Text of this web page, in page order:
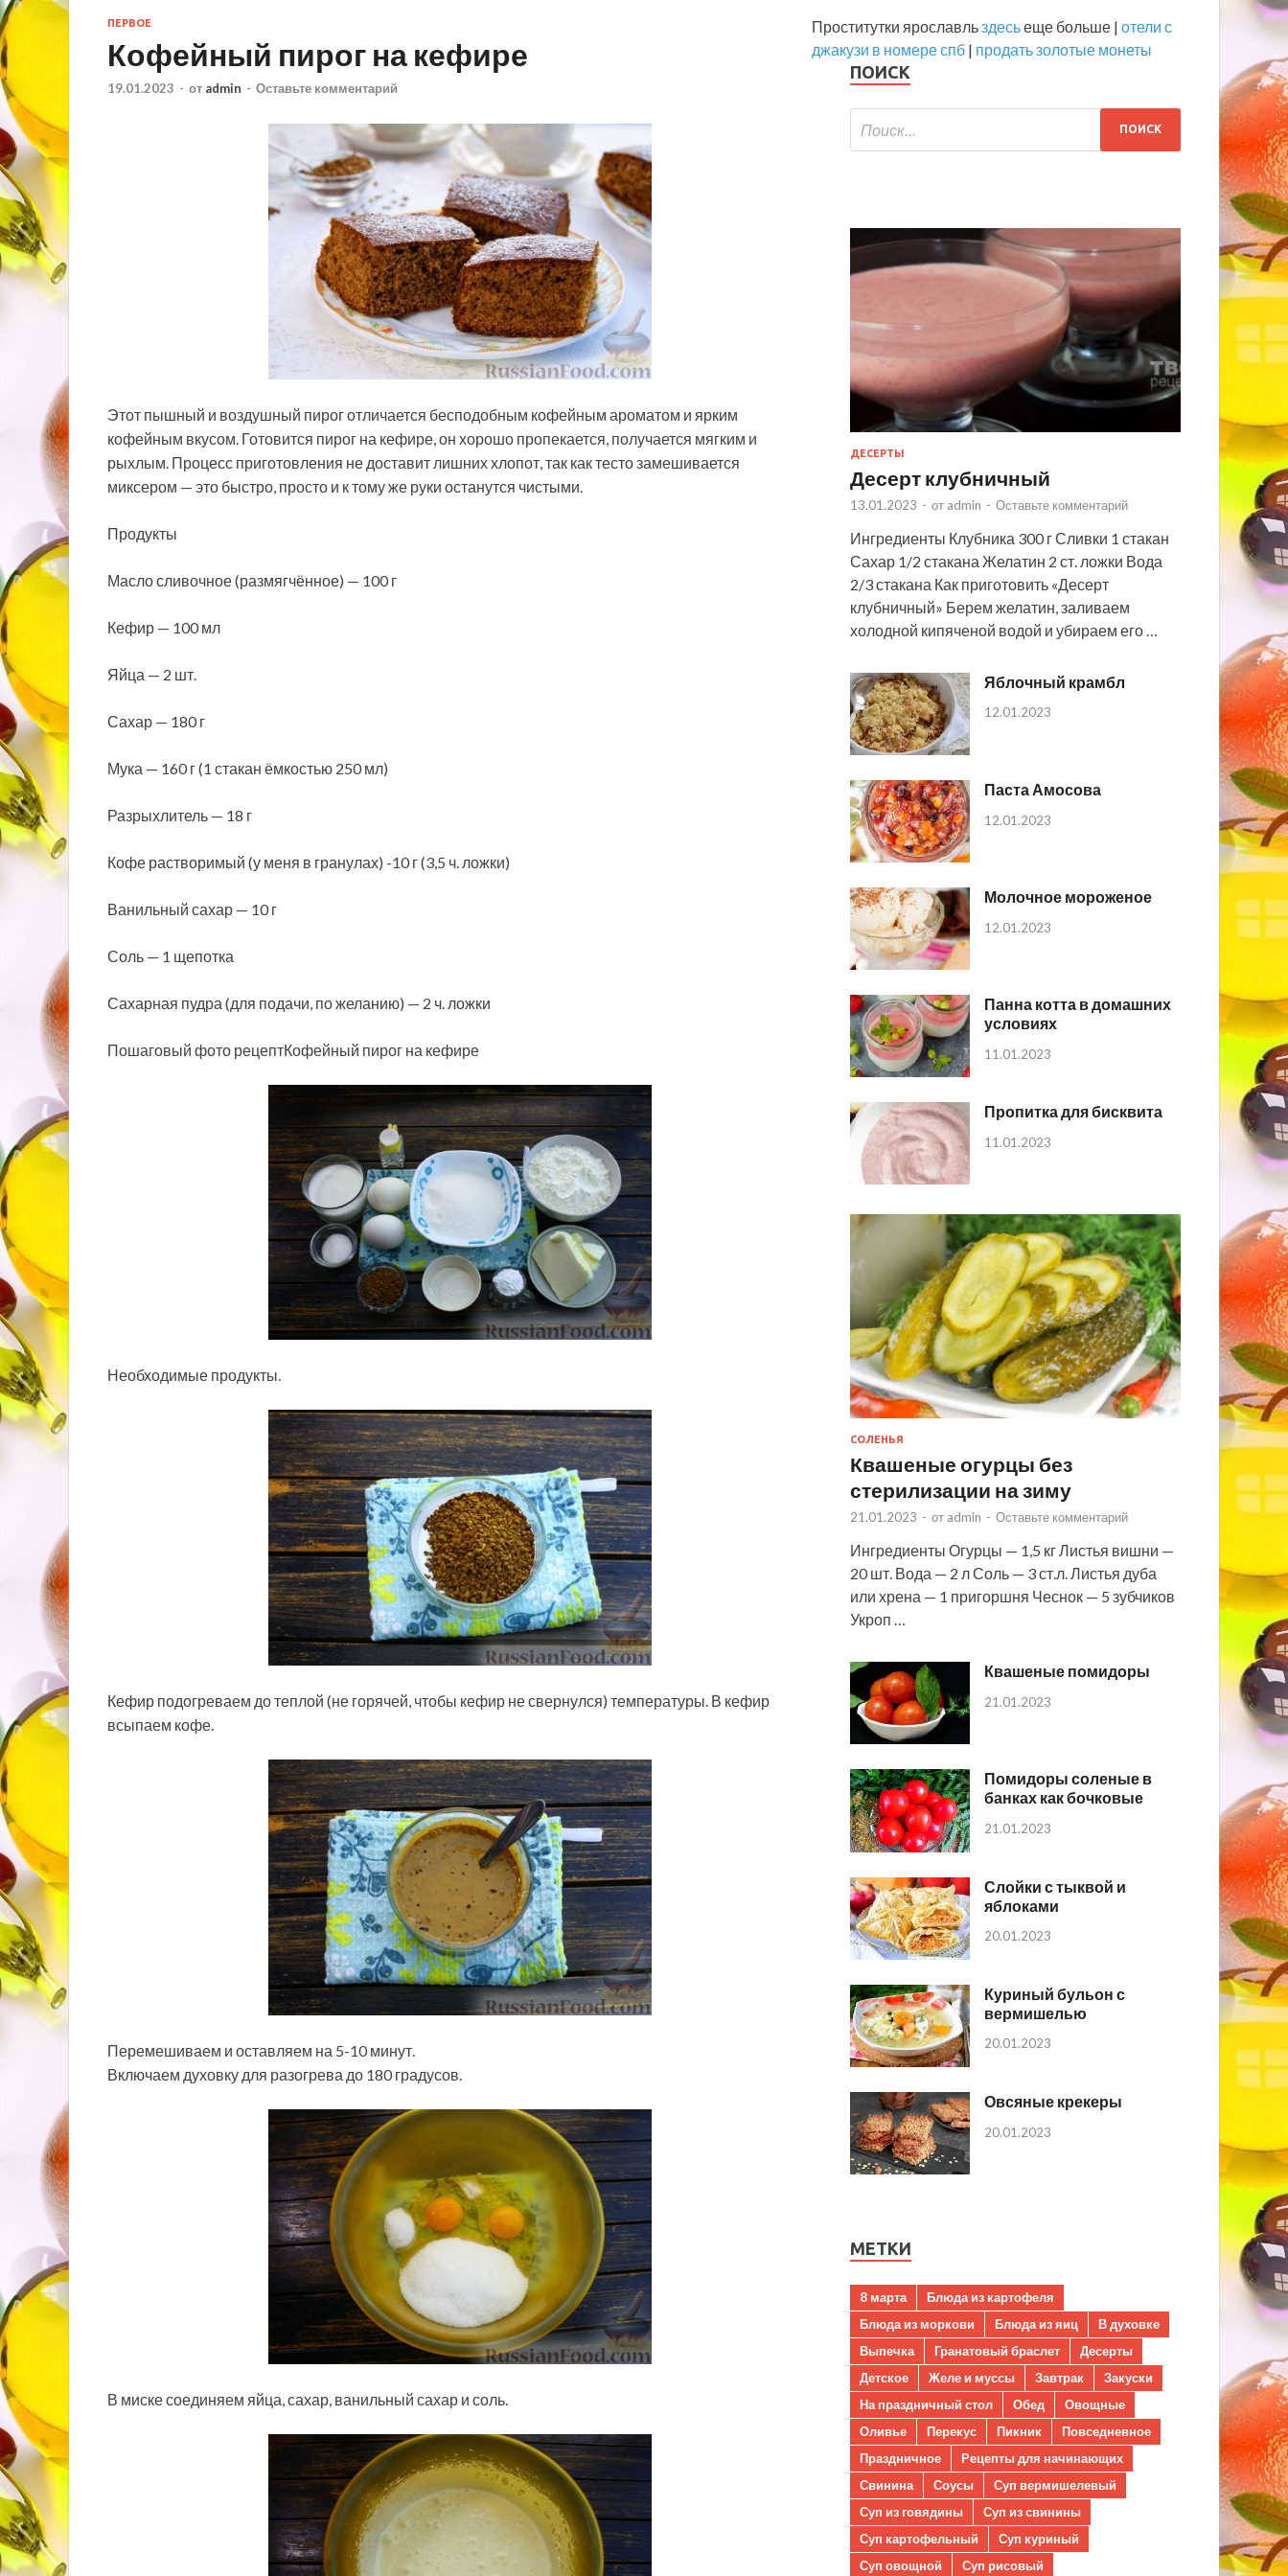
ПЕРВОЕ
Кофейный пирог на кефире
19.01.2023 - от admin - Оставьте комментарий
Этот пышный и воздушный пирог отличается бесподобным кофейным ароматом и ярким
кофейным вкусом. Готовится пирог на кефире, он хорошо пропекается, получается мягким и
рыхлым. Процесс приготовления не доставит лишних хлопот, так как тесто замешивается
миксером — это быстро, просто и к тому же руки останутся чистыми.
Продукты
Масло сливочное (размягчённое) — 100 г
Кефир — 100 мл
Яйца — 2 шт.
Сахар — 180 г
Мука — 160 г (1 стакан ёмкостью 250 мл)
Разрыхлитель — 18 г
Кофе растворимый (у меня в гранулах) -10 г (3,5 ч. ложки)
Ванильный сахар — 10 г
Соль — 1 щепотка
Сахарная пудра (для подачи, по желанию) — 2 ч. ложки
Пошаговый фото рецептКофейный пирог на кефире
Необходимые продукты.
Кефир подогреваем до теплой (не горячей, чтобы кефир не свернулся) температуры. В кефир
всыпаем кофе.
Перемешиваем и оставляем на 5-10 минут.
Включаем духовку для разогрева до 180 градусов.
В миске соединяем яйца, сахар, ванильный сахар и соль.
Проститутки ярославльздесьеще больше | отели с
джакузи в номере спб | продать золотые монеты
ПОИСК
ДЕСЕРТЫ
Десерт клубничный
13.01.2023 - от admin - Оставьте комментарий
Ингредиенты Клубника 300 г Сливки 1 стакан
Сахар 1/2 стакана Желатин 2 ст. ложки Вода
2/3 стакана Как приготовить «Десерт
клубничный» Берем желатин, заливаем
холодной кипяченой водой и убираем его …
Яблочный крамбл
12.01.2023
Паста Амосова
12.01.2023
Молочное мороженое
12.01.2023
Панна котта в домашних
условиях
11.01.2023
Пропитка для бисквита
11.01.2023
СОЛЕНЬЯ
Квашеные огурцы без
стерилизации на зиму
21.01.2023 - от admin - Оставьте комментарий
Ингредиенты Огурцы — 1,5 кг Листья вишни —
20 шт. Вода — 2 л Соль — 3 ст.л. Листья дуба
или хрена — 1 пригоршня Чеснок — 5 зубчиков
Укроп …
Квашеные помидоры
21.01.2023
Помидоры соленые в
банках как бочковые
21.01.2023
Слойки с тыквой и
яблоками
20.01.2023
Куриный бульон с
вермишелью
20.01.2023
Овсяные крекеры
20.01.2023
МЕТКИ
8 марта
Блюда из картофеля
Блюда из моркови
Блюда из яиц
В духовке
Выпечка
Гранатовый браслет
Десерты
Детское
Желе и муссы Завтрак
Закуски
На праздничный стол
Обед
Овощные
Оливье
Перекус Пикник
Повседневное
Праздничное
Рецепты для начинающих
Свинина
Соусы
Суп вермишелевый
Суп из говядины
Суп из свинины
Суп картофельный
Суп куриный
Суп овощной
Суп рисовый